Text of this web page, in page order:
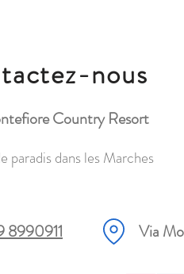
nous
Country Resort
paradis dans les Marches
Via